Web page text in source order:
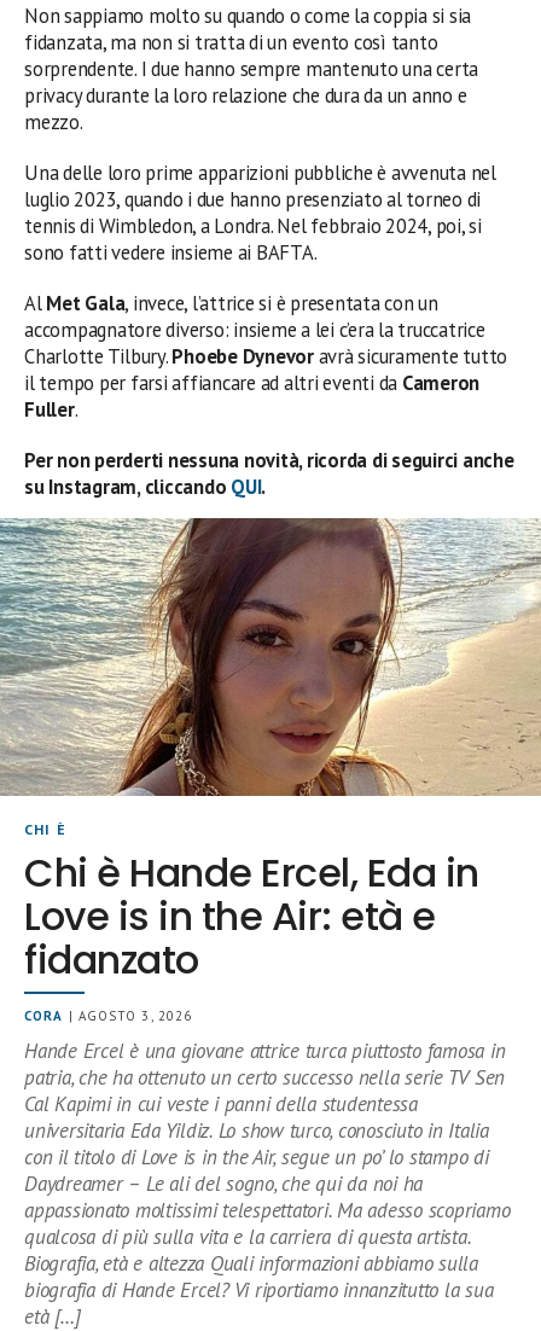
Non sappiamo molto su quando o come la coppia si sia
fidanzata, ma non si tratta di un evento così tanto
sorprendente. I due hanno sempre mantenuto una certa
privacy durante la loro relazione che dura da un anno e
mezzo.
Una delle loro prime apparizioni pubbliche è avvenuta nel
luglio 2023, quando i due hanno presenziato al torneo di
tennis di Wimbledon, a Londra. Nel febbraio 2024, poi, si
sono fatti vedere insieme ai BAFTA.
AlMet Gala, invece, l’attrice si è presentata con un
accompagnatore diverso: insieme a lei c’era la truccatrice
Charlotte Tilbury.Phoebe Dynevoravrà sicuramente tutto
il tempo per farsi affiancare ad altri eventi da Cameron
Fuller.
Per non perderti nessuna novità, ricorda di seguirci anche
su Instagram, cliccando QUI.
CHI È
Chi è Hande Ercel, Eda in
Love is in the Air: età e
fidanzato
CORA | AGOSTO 3, 2026
Hande Ercel è una giovane attrice turca piuttosto famosa in
patria, che ha ottenuto un certo successo nella serie TV Sen
Cal Kapimi in cui veste i panni della studentessa
universitaria Eda Yildiz. Lo show turco, conosciuto in Italia
con il titolo di Love is in the Air, segue un po’ lo stampo di
Daydreamer – Le ali del sogno, che qui da noi ha
appassionato moltissimi telespettatori. Ma adesso scopriamo
qualcosa di più sulla vita e la carriera di questa artista.
Biografia, età e altezza Quali informazioni abbiamo sulla
biografia di Hande Ercel? Vi riportiamo innanzitutto la sua
età […]